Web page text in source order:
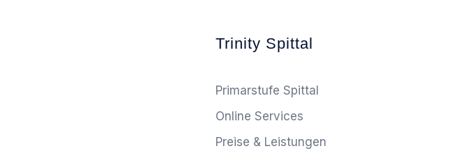
Trinity Spittal
Primarstufe Spittal
Online Services
Preise & Leistungen